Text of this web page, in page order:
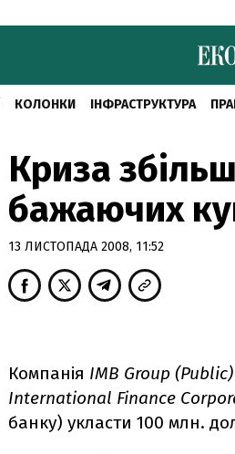
КОЛОНКИ ІНФРАСТРУКТУРА
Криза
бажаючих
13 ЛИСТОПАДА 2008, 11:52
Компанія IMB Group
International Finance
банку) укласти 100 млн.